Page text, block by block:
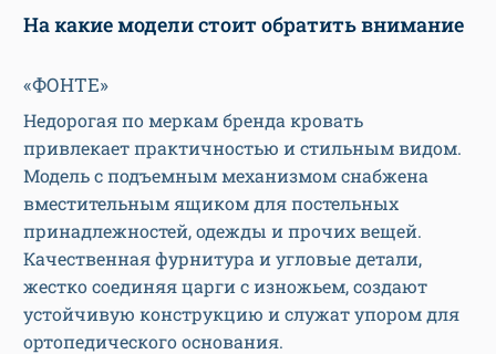
На какие модели стоит обратить внимание
«ФОНТЕ»
Недорогая по меркам бренда кровать
привлекает практичностью и стильным видом.
Модель с подъемным механизмом снабжена
вместительным ящиком для постельных
принадлежностей, одежды и прочих вещей.
Качественная фурнитура и угловые детали,
жестко соединяя царги с изножьем, создают
устойчивую конструкцию и служат упором для
ортопедического основания.